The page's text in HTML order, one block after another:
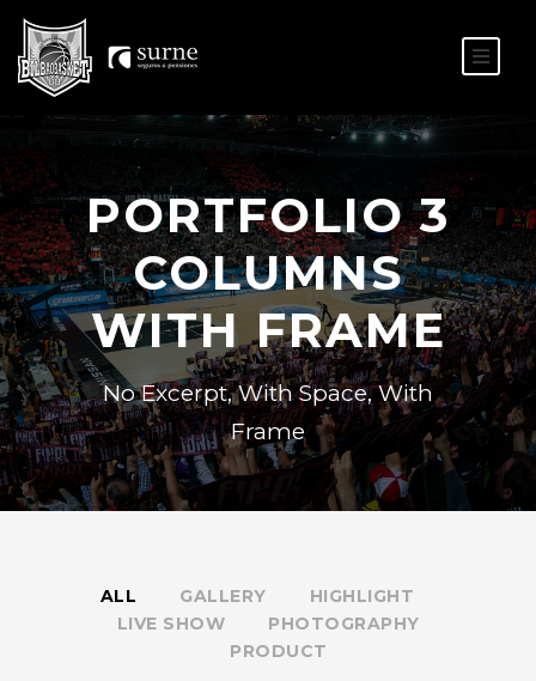
PORTFOLIO 3
COLUMNS
WITH FRAME
No Excerpt, With Space, With
Frame
ALL GALLERY
HIGHLIGHT
LIVE SHOW
PHOTOGRAPHY
PRODUCT